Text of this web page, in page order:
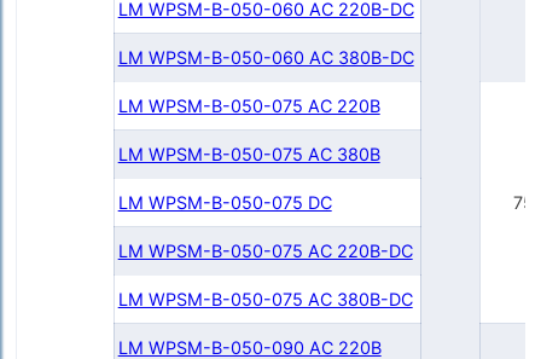
LM WPSM-B-050-060 AC 220В-DC
LM WPSM-B-050-060 AC 380В-DC
LM WPSM-B-050-075 AC 220В
LM WPSM-B-050-075 AC 380В
LM WPSM-B-050-075 DC
LM WPSM-B-050-075 AC 220В-DC
LM WPSM-B-050-075 AC 380В-DC
LM WPSM-B-050-090 AC 220В